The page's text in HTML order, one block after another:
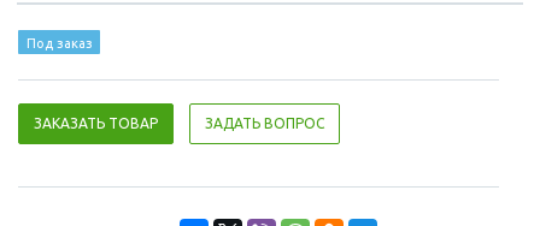
Под заказ
ЗАКАЗАТЬ ТОВАР ЗАДАТЬ ВОПРОС